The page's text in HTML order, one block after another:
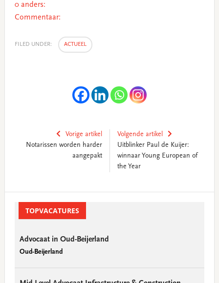
0 anders:
Commentaar:
FILED UNDER: ACTUEEL
Vorige artikel
Notarissen worden harder
aangepakt
Volgende artikel
Uitblinker Paul de Kuijer:
winnaar Young European of
the Year
SidebarTOPVACATURES
Advocaat in Oud-Beijerland
Oud-Beijerland